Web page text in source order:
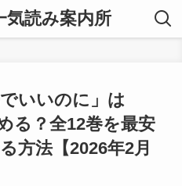
気読み案内所
でいいのに」は
る？全12巻を最安
方法【2026年2月